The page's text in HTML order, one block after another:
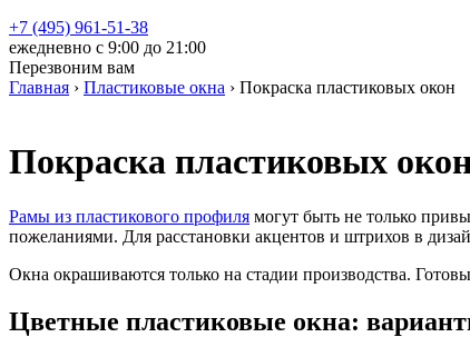
+7 (495) 961-51-38
ежедневно c 9:00 до 21:00
Перезвоним вам
Главная › Пластиковые окна › Покраска пластиковых окон
Покраска пластиковых
Рамы из пластикового профиля могут быть не только
пожеланиями. Для расстановки акцентов и штрихов в
Окна окрашиваются только на стадии производства.
Цветные пластиковые окна: